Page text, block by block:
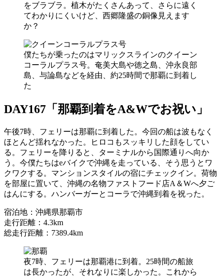
をブラブラ。植木がたくさんあって、さらに遠く
てわかりにくいけど、西郷隆盛の銅像見えます
か？
僕たちが乗ったのはマリックスラインのクイーン
コーラルプラス号。奄美大島や徳之島、沖永良部
島、与論島などを経由、約25時間で那覇に到着し
た
DAY167「那覇到着をA&Wでお祝い」
午後7時、フェリーは那覇に到着した。今回の船は波もなく
ほとんど揺れなかった。ヒロコもスッキリした顔をしてい
る。フェリーを降りると、ターミナルから国際通りへ向か
う。今僕たちはeバイクで沖縄を走っている、そう思うとワ
クワクする。マンションスタイルの宿にチェックイン。荷物
を部屋に置いて、沖縄の名物ファストフード店A＆Wへ夕ご
はんにする。ハンバーガーとコーラで沖縄到着を祝った。
宿泊地：沖縄県那覇市
走行距離：4.3km
総走行距離：7389.4km
夜7時、フェリーは那覇港に到着。25時間の船旅
は長かったが、それなりに楽しかった。これから